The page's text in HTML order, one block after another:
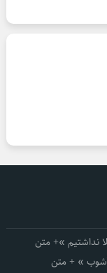
نداشتیم »+ متن
» + متن